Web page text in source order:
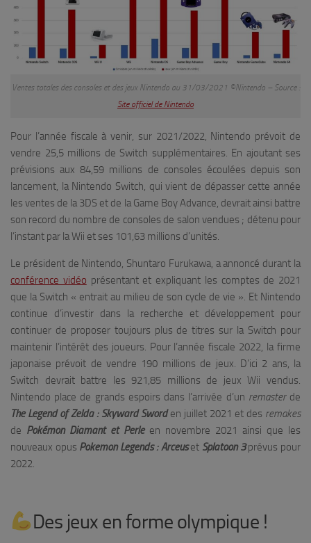
Ventes totales des consoles et des jeux Nintendo au 31/03/2021 ©Nintendo – Source :
Site officiel de Nintendo
Pour l’année fiscale à venir, sur 2021/2022, Nintendo prévoit de
vendre 25,5 millions de Switch supplémentaires. En ajoutant ses
prévisions aux 84,59 millions de consoles écoulées depuis son
lancement, la Nintendo Switch, qui vient de dépasser cette année
les ventes de la 3DS et de la Game Boy Advance, devrait ainsi battre
son record du nombre de consoles de salon vendues ; détenu pour
l’instant par la Wii et ses 101,63 millions d’unités.
Le président de Nintendo, Shuntaro Furukawa, a annoncé durant la
conférence vidéo présentant et expliquant les comptes de 2021
que la Switch « entrait au milieu de son cycle de vie ». Et Nintendo
continue d’investir dans la recherche et développement pour
continuer de proposer toujours plus de titres sur la Switch pour
maintenir l’intérêt des joueurs. Pour l’année fiscale 2022, la firme
japonaise prévoit de vendre 190 millions de jeux. D’ici 2 ans, la
Switch devrait battre les 921,85 millions de jeux Wii vendus.
Nintendo place de grands espoirs dans l’arrivée d’un remasterde
The Legend of Zelda : Skyward Sworden juillet 2021 et des remakes
de Pokémon Diamant et Perleen novembre 2021 ainsi que les
nouveaux opus Pokemon Legends : Arceuset Splatoon 3prévus pour
2022.
Des jeux en forme olympique !